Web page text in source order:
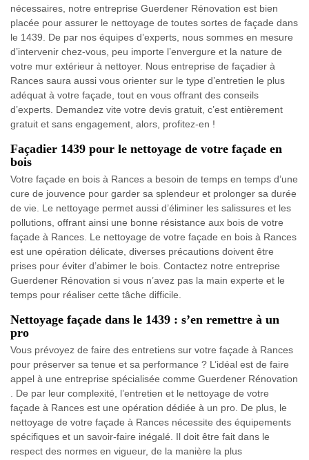
nécessaires, notre entreprise Guerdener Rénovation est bien
placée pour assurer le nettoyage de toutes sortes de façade dans
le 1439. De par nos équipes d’experts, nous sommes en mesure
d’intervenir chez-vous, peu importe l’envergure et la nature de
votre mur extérieur à nettoyer. Nous entreprise de façadier à
Rances saura aussi vous orienter sur le type d’entretien le plus
adéquat à votre façade, tout en vous offrant des conseils
d’experts. Demandez vite votre devis gratuit, c’est entièrement
gratuit et sans engagement, alors, profitez-en !
Façadier 1439 pour le nettoyage de votre façade en
bois
Votre façade en bois à Rances a besoin de temps en temps d’une
cure de jouvence pour garder sa splendeur et prolonger sa durée
de vie. Le nettoyage permet aussi d’éliminer les salissures et les
pollutions, offrant ainsi une bonne résistance aux bois de votre
façade à Rances. Le nettoyage de votre façade en bois à Rances
est une opération délicate, diverses précautions doivent être
prises pour éviter d’abimer le bois. Contactez notre entreprise
Guerdener Rénovation si vous n’avez pas la main experte et le
temps pour réaliser cette tâche difficile.
Nettoyage façade dans le 1439 : s’en remettre à un
pro
Vous prévoyez de faire des entretiens sur votre façade à Rances
pour préserver sa tenue et sa performance ? L’idéal est de faire
appel à une entreprise spécialisée comme Guerdener Rénovation
. De par leur complexité, l’entretien et le nettoyage de votre
façade à Rances est une opération dédiée à un pro. De plus, le
nettoyage de votre façade à Rances nécessite des équipements
spécifiques et un savoir-faire inégalé. Il doit être fait dans le
respect des normes en vigueur, de la manière la plus